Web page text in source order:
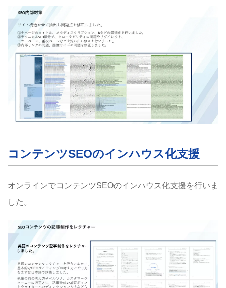
コンテンツSEOのインハウス化支援
オンラインでコンテンツSEOのインハウス化支援を行いま
した。